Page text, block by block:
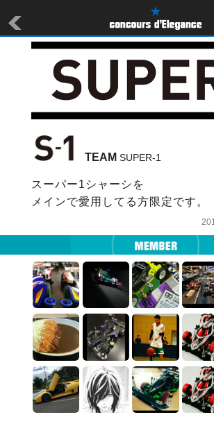
TEAM SUPER-1
スーパー1シャーシを
メインで愛用してる方限定です。